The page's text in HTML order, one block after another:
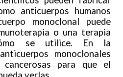
anticuerpos humanos
monoclonal puede
o una terapia
se utilice. En la
monoclonales
para que el